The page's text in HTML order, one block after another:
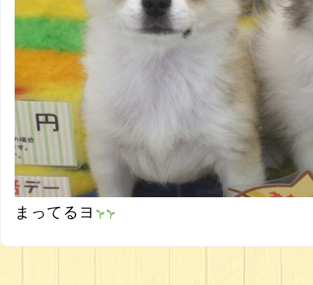
まってるヨ